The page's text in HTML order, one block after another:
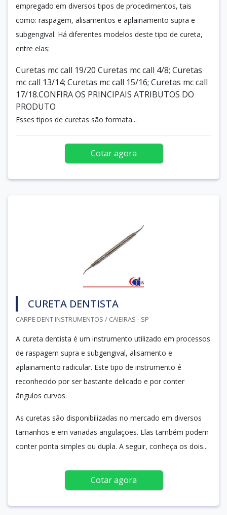
empregado em diversos tipos de procedimentos, tais
como: raspagem, alisamentos e aplainamento supra e
subgengival. Há diferentes modelos deste tipo de cureta,
entre elas:
Curetas mc call 19/20 Curetas mc call 4/8; Curetas
mc call 13/14; Curetas mc call 15/16; Curetas mc call
17/18.CONFIRA OS PRINCIPAIS ATRIBUTOS DO
PRODUTO
Esses tipos de curetas são formata...
Cotar agora
CURETA DENTISTA
CARPE DENT INSTRUMENTOS / CAIEIRAS - SP
A cureta dentista é um instrumento utilizado em processos
de raspagem supra e subgengival, alisamento e
aplainamento radicular. Este tipo de instrumento é
reconhecido por ser bastante delicado e por conter
ângulos curvos.
As curetas são disponibilizadas no mercado em diversos
tamanhos e em variadas angulações. Elas também podem
conter ponta simples ou dupla. A seguir, conheça os dois...
Cotar agora